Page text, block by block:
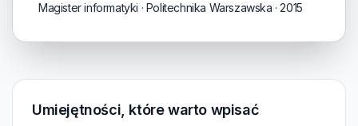
Magister informatyki · Politechnika Warszawska · 2015
Umiejętności, które warto wpisać